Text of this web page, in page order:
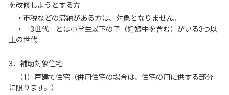
を改修しようとする方
・市税などの滞納がある方は、対象となりません。
・「3世代」とは小学生以下の子（妊娠中を含む）がいる3つ以
上の世代
3．補助対象住宅
（1）戸建て住宅（併用住宅の場合は、住宅の用に供する部分
に限ります。）